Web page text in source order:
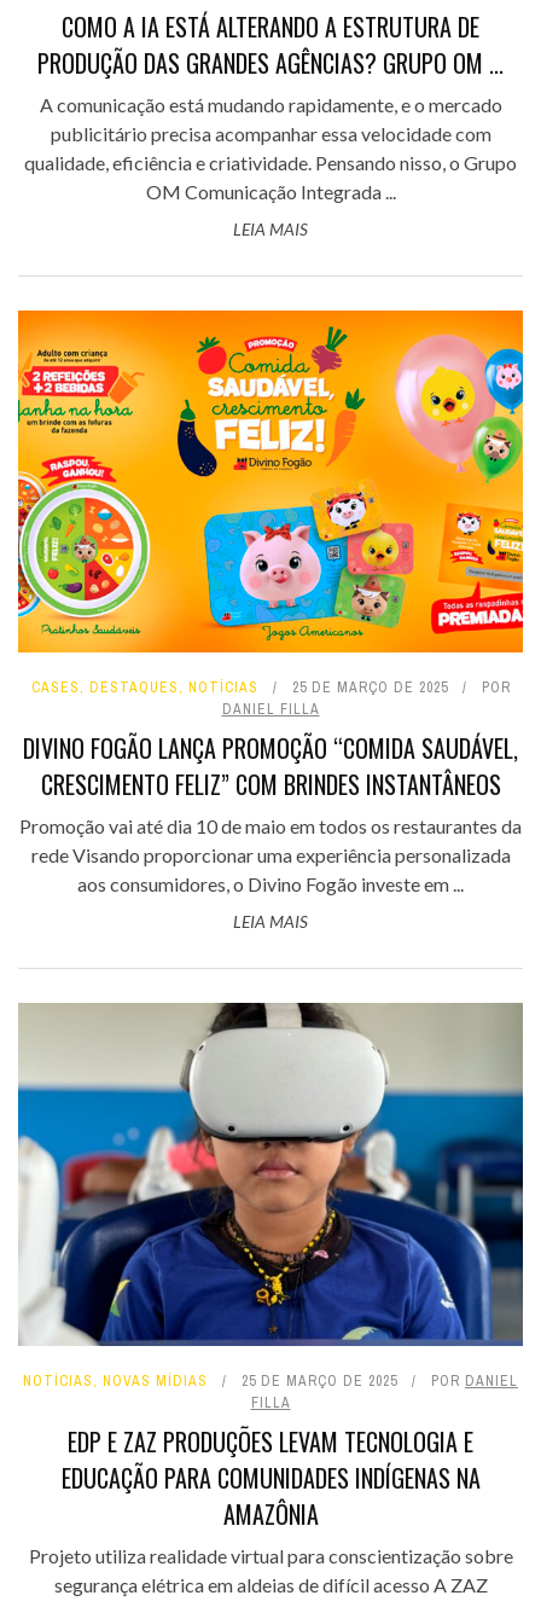
COMO A IA ESTÁ ALTERANDO A ESTRUTURA DE
PRODUÇÃO DAS GRANDES AGÊNCIAS? GRUPO OM ...
A comunicação está mudando rapidamente, e o mercado
publicitário precisa acompanhar essa velocidade com
qualidade, eficiência e criatividade. Pensando nisso, o Grupo
OM Comunicação Integrada ...
LEIA MAIS
CASES, DESTAQUES, NOTÍCIAS 25 DE MARÇO DE 2025
POR
DANIEL FILLA
DIVINO FOGÃO LANÇA PROMOÇÃO “COMIDA SAUDÁVEL,
CRESCIMENTO FELIZ” COM BRINDES INSTANTÂNEOS
Promoção vai até dia 10 de maio em todos os restaurantes da
rede Visando proporcionar uma experiência personalizada
aos consumidores, o Divino Fogão investe em ...
LEIA MAIS
NOTÍCIAS, NOVAS MÍDIAS 25 DE MARÇO DE 2025 POR DANIEL
FILLA
EDP E ZAZ PRODUÇÕES LEVAM TECNOLOGIA E
EDUCAÇÃO PARA COMUNIDADES INDÍGENAS NA
AMAZÔNIA
Projeto utiliza realidade virtual para conscientização sobre
segurança elétrica em aldeias de difícil acesso A ZAZ